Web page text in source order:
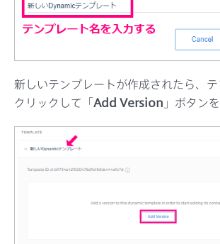
新しいテンプレートが作成されたら、
クリックして「Add Version 」ボタン